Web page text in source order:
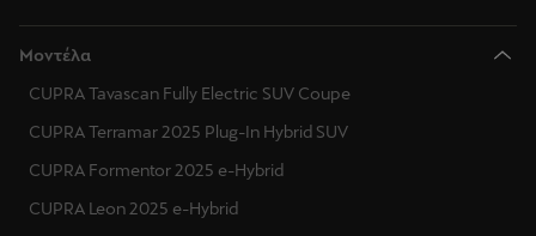
Μοντέλα
CUPRA Tavascan Fully Electric SUV Coupe
CUPRA Terramar 2025 Plug-In Hybrid SUV
CUPRA Formentor 2025 e-Hybrid
CUPRA Leon 2025 e-Hybrid